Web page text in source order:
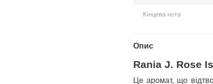
630 грн 663 грн
Кінцева нота
Опис
Rania J. Rose
Це аромат, що